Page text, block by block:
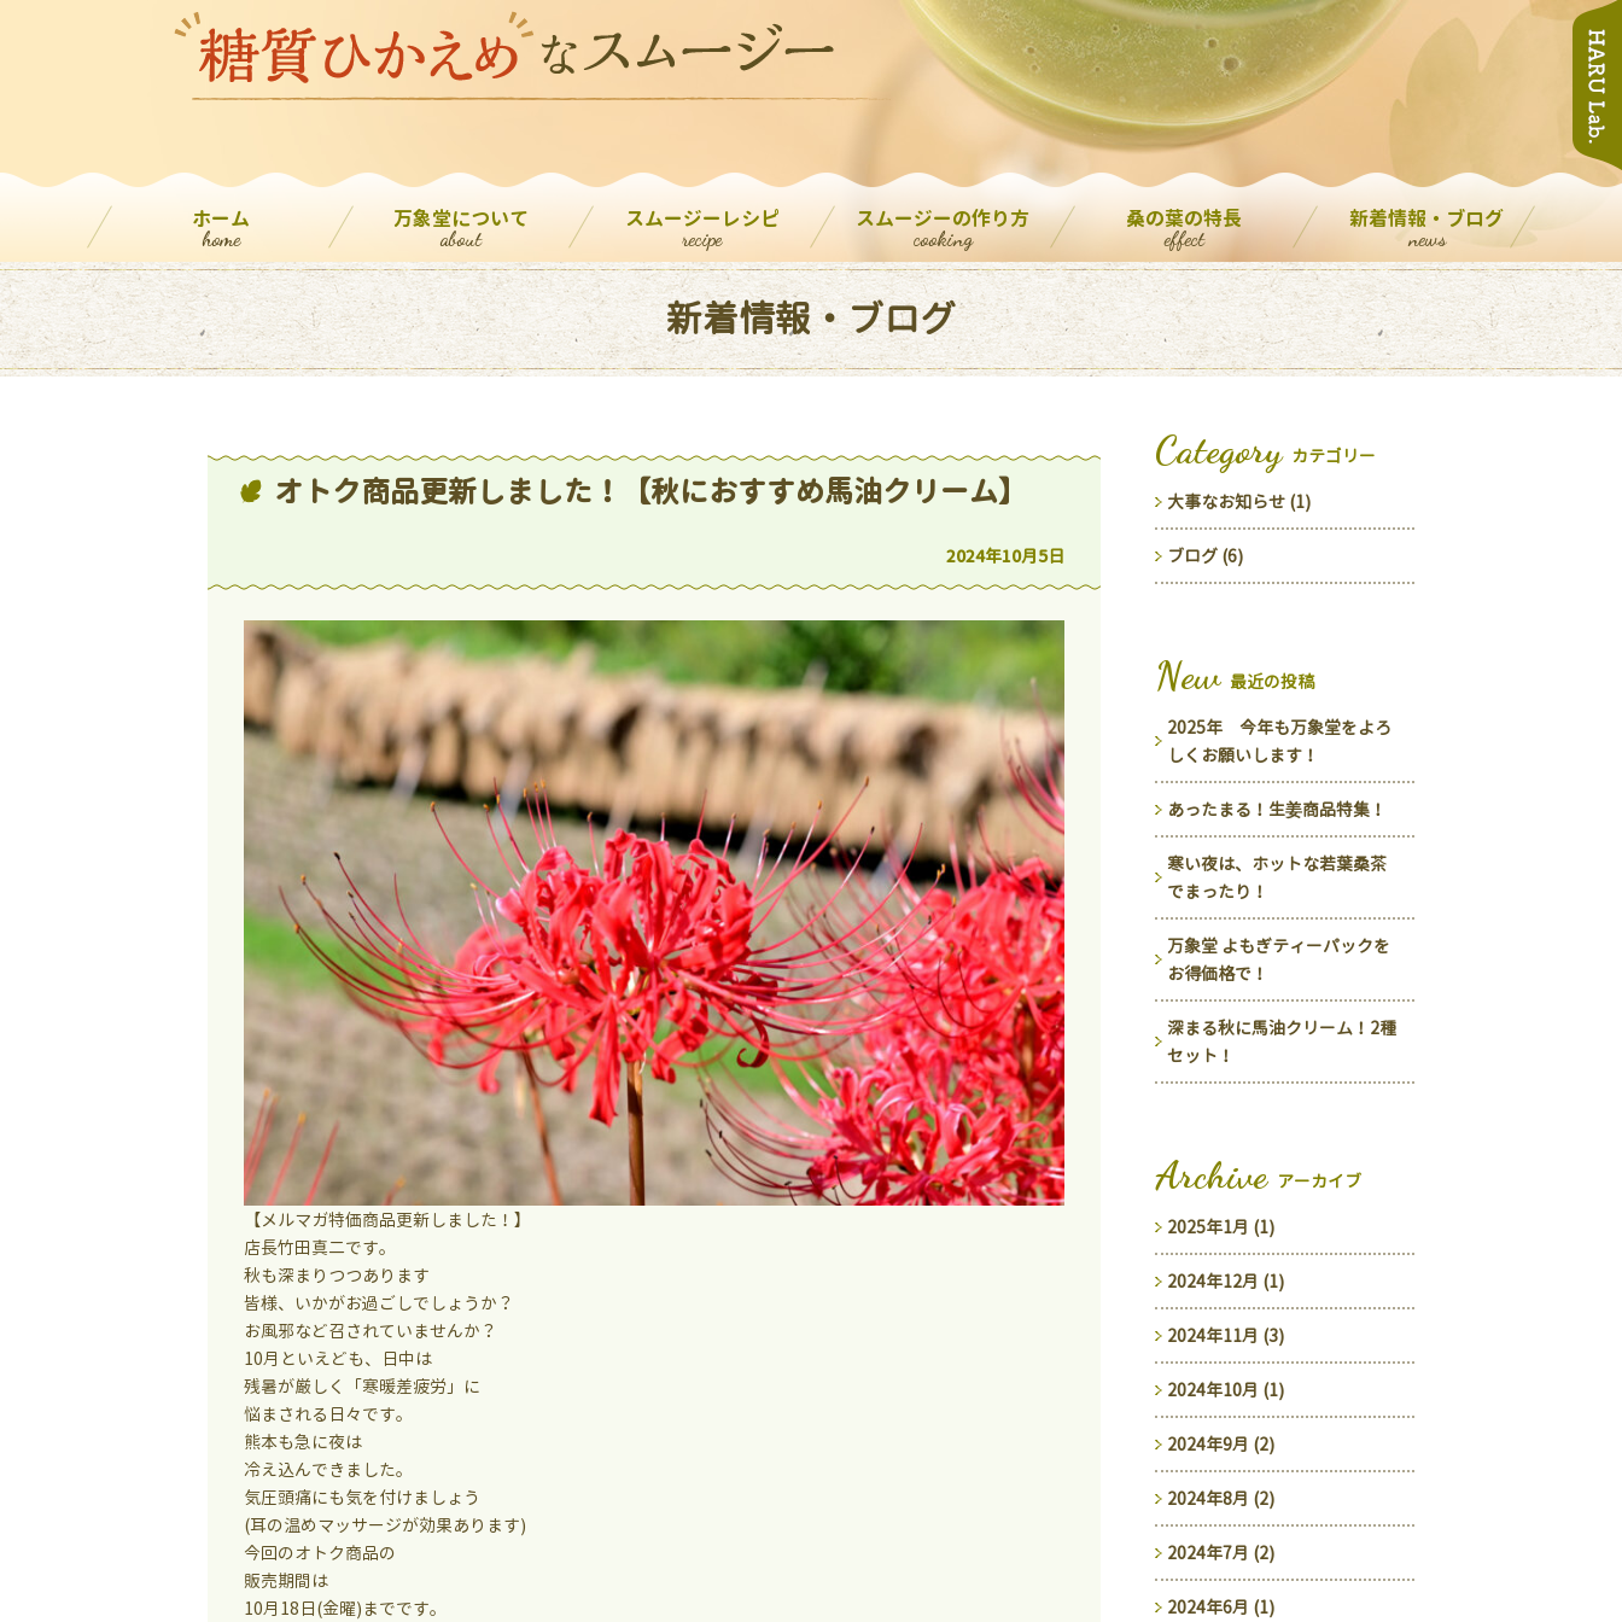
ホーム
home
万象堂について
about
スムージーレシピ
recipe
スムージーの作り方
cooking
桑の葉の特長
effect
新着情報・ブログ
news
新着情報・ブログ
オトク商品更新しました！【秋におすすめ馬油クリーム】
2024年10月5日
【メルマガ特価商品更新しました！】
店長竹田真二です。
秋も深まりつつあります
皆様、いかがお過ごしでしょうか？
お風邪など召されていませんか？
10月といえども、日中は
残暑が厳しく「寒暖差疲労」に
悩まされる日々です。
熊本も急に夜は
冷え込んできました。
気圧頭痛にも気を付けましょう
(耳の温めマッサージが効果あります)
今回のオトク商品の
販売期間は
10月18日(金曜)までです。
Category カテゴリー
大事なお知らせ (1)
ブログ (6)
New 最近の投稿
2025年 今年も万象堂をよろ
しくお願いします！
あったまる！生姜商品特集！
寒い夜は、ホットな若葉桑茶
でまったり！
万象堂 よもぎティーパックを
お得価格で！
深まる秋に馬油クリーム！2種
セット！
Archive アーカイブ
2025年1月 (1)
2024年12月 (1)
2024年11月 (3)
2024年10月 (1)
2024年9月 (2)
2024年8月 (2)
2024年7月 (2)
2024年6月 (1)